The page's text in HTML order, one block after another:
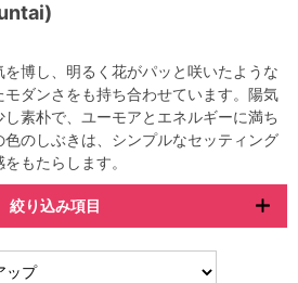
博し、明るく花がパッと咲いたような
ダンさをも持ち合わせています。陽気
素朴で、ユーモアとエネルギーに満ち
のしぶきは、シンプルなセッティング
もたらします。
絞り込み項目